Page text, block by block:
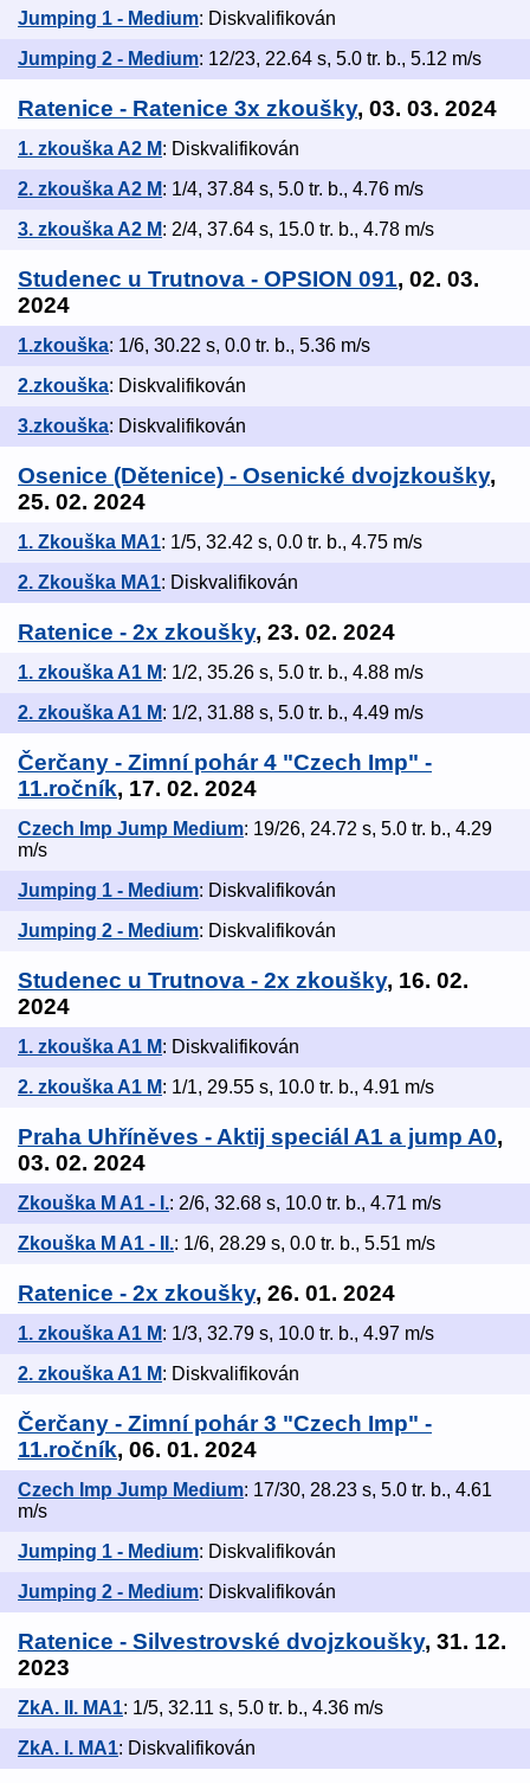
Jumping 1 - Medium: Diskvalifikován
Jumping 2 - Medium: 12/23, 22.64 s, 5.0 tr. b., 5.12 m/s
Ratenice - Ratenice 3x zkoušky, 03. 03. 2024
1. zkouška A2 M: Diskvalifikován
2. zkouška A2 M: 1/4, 37.84 s, 5.0 tr. b., 4.76 m/s
3. zkouška A2 M: 2/4, 37.64 s, 15.0 tr. b., 4.78 m/s
Studenec u Trutnova - OPSION 091, 02. 03.
2024
1.zkouška: 1/6, 30.22 s, 0.0 tr. b., 5.36 m/s
2.zkouška: Diskvalifikován
3.zkouška: Diskvalifikován
Osenice (Dětenice) - Osenické dvojzkoušky,
25. 02. 2024
1. Zkouška MA1: 1/5, 32.42 s, 0.0 tr. b., 4.75 m/s
2. Zkouška MA1: Diskvalifikován
Ratenice - 2x zkoušky, 23. 02. 2024
1. zkouška A1 M: 1/2, 35.26 s, 5.0 tr. b., 4.88 m/s
2. zkouška A1 M: 1/2, 31.88 s, 5.0 tr. b., 4.49 m/s
Čerčany - Zimní pohár 4 "Czech Imp" -
11.ročník, 17. 02. 2024
Czech Imp Jump Medium: 19/26, 24.72 s, 5.0 tr. b., 4.29
m/s
Jumping 1 - Medium: Diskvalifikován
Jumping 2 - Medium: Diskvalifikován
Studenec u Trutnova - 2x zkoušky, 16. 02.
2024
1. zkouška A1 M: Diskvalifikován
2. zkouška A1 M: 1/1, 29.55 s, 10.0 tr. b., 4.91 m/s
Praha Uhříněves - Aktij speciál A1 a jump A0,
03. 02. 2024
Zkouška M A1 - I.: 2/6, 32.68 s, 10.0 tr. b., 4.71 m/s
Zkouška M A1 - II.: 1/6, 28.29 s, 0.0 tr. b., 5.51 m/s
Ratenice - 2x zkoušky, 26. 01. 2024
1. zkouška A1 M: 1/3, 32.79 s, 10.0 tr. b., 4.97 m/s
2. zkouška A1 M: Diskvalifikován
Čerčany - Zimní pohár 3 "Czech Imp" -
11.ročník, 06. 01. 2024
Czech Imp Jump Medium: 17/30, 28.23 s, 5.0 tr. b., 4.61
m/s
Jumping 1 - Medium: Diskvalifikován
Jumping 2 - Medium: Diskvalifikován
Ratenice - Silvestrovské dvojzkoušky, 31. 12.
2023
ZkA. II. MA1: 1/5, 32.11 s, 5.0 tr. b., 4.36 m/s
ZkA. I. MA1: Diskvalifikován